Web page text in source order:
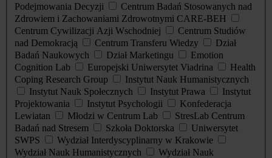
Podejmowania Decyzji
Centrum Badań Stosowanych nad
Zdrowiem i Zachowaniami Zdrowotnymi CARE-BEH
Centrum Cywilizacji Azji Wschodniej
Centrum Studiów
nad Demokracją
Centrum Transferu Wiedzy
Dział
Badań Naukowych
Dział Marketingu
Emotion
Cognition Lab
Europejski Uniwersytet Viadrina
Health
Coping Research Group
Instytut Nauk Humanistycznych
Instytut Nauk Społecznych
Instytut Prawa
Instytut
Projektowania
Instytut Psychologii
Konfederacja
Lewiatan
Młodzi w Centrum Lab
StresLab Centrum
Badań nad Stresem
Szkoła Doktorska
Uniwersytet
SWPS
Wydział Interdyscyplinarny w Krakowie
Wydział Nauk Humanistycznych
Wydział Nauk